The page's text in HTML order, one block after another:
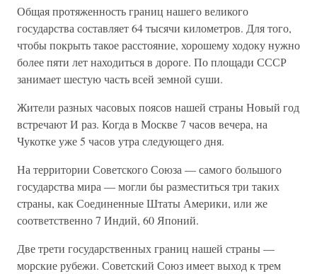
Общая протяженность границ нашего великого
государства составляет 64 тысячи километров. Для того,
чтобы покрыть такое расстояние, хорошему ходоку нужно
более пяти лет находиться в дороге. По площади СССР
занимает шестую часть всей земной суши.
Жители разных часовых поясов нашей страны Новый год
встречают И раз. Когда в Москве 7 часов вечера, на
Чукотке уже 5 часов утра следующего дня.
На территории Советского Союза — самого большого
государства мира — могли бы разместиться три таких
страны, как Соединенные Штаты Америки, или же
соответственно 7 Индий, 60 Японий.
Две трети государственных границ нашей страны —
морские рубежи. Советский Союз имеет выход к трем